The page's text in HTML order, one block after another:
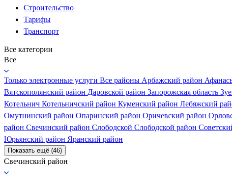
Строительство
Тарифы
Транспорт
Все категории
Все
Только электронные услуги Все районы Арбажский район
Вятскополянский район Даровской район Запорожская область
Котельнич Котельничский район Куменский район Лебяжский
Омутнинский район Опаринский район Оричевский район
район Свечинский район Слободской Слободской район
Юрьянский район Яранский район
Показать ещё (46)
Свечинский район